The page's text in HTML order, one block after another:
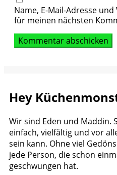
Name, E-Mail-Adresse
für meinen nächsten
Hey
Wir sind Eden und Maddin.
einfach, vielfältig und vor
sein kann. Ohne viel
jede Person, die schon
geschwungen hat.